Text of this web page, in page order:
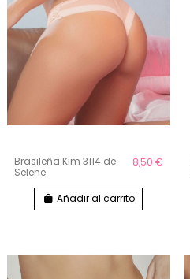
Brasileña Kim 3114 de
Selene
8,50 €
Añadir al carrito